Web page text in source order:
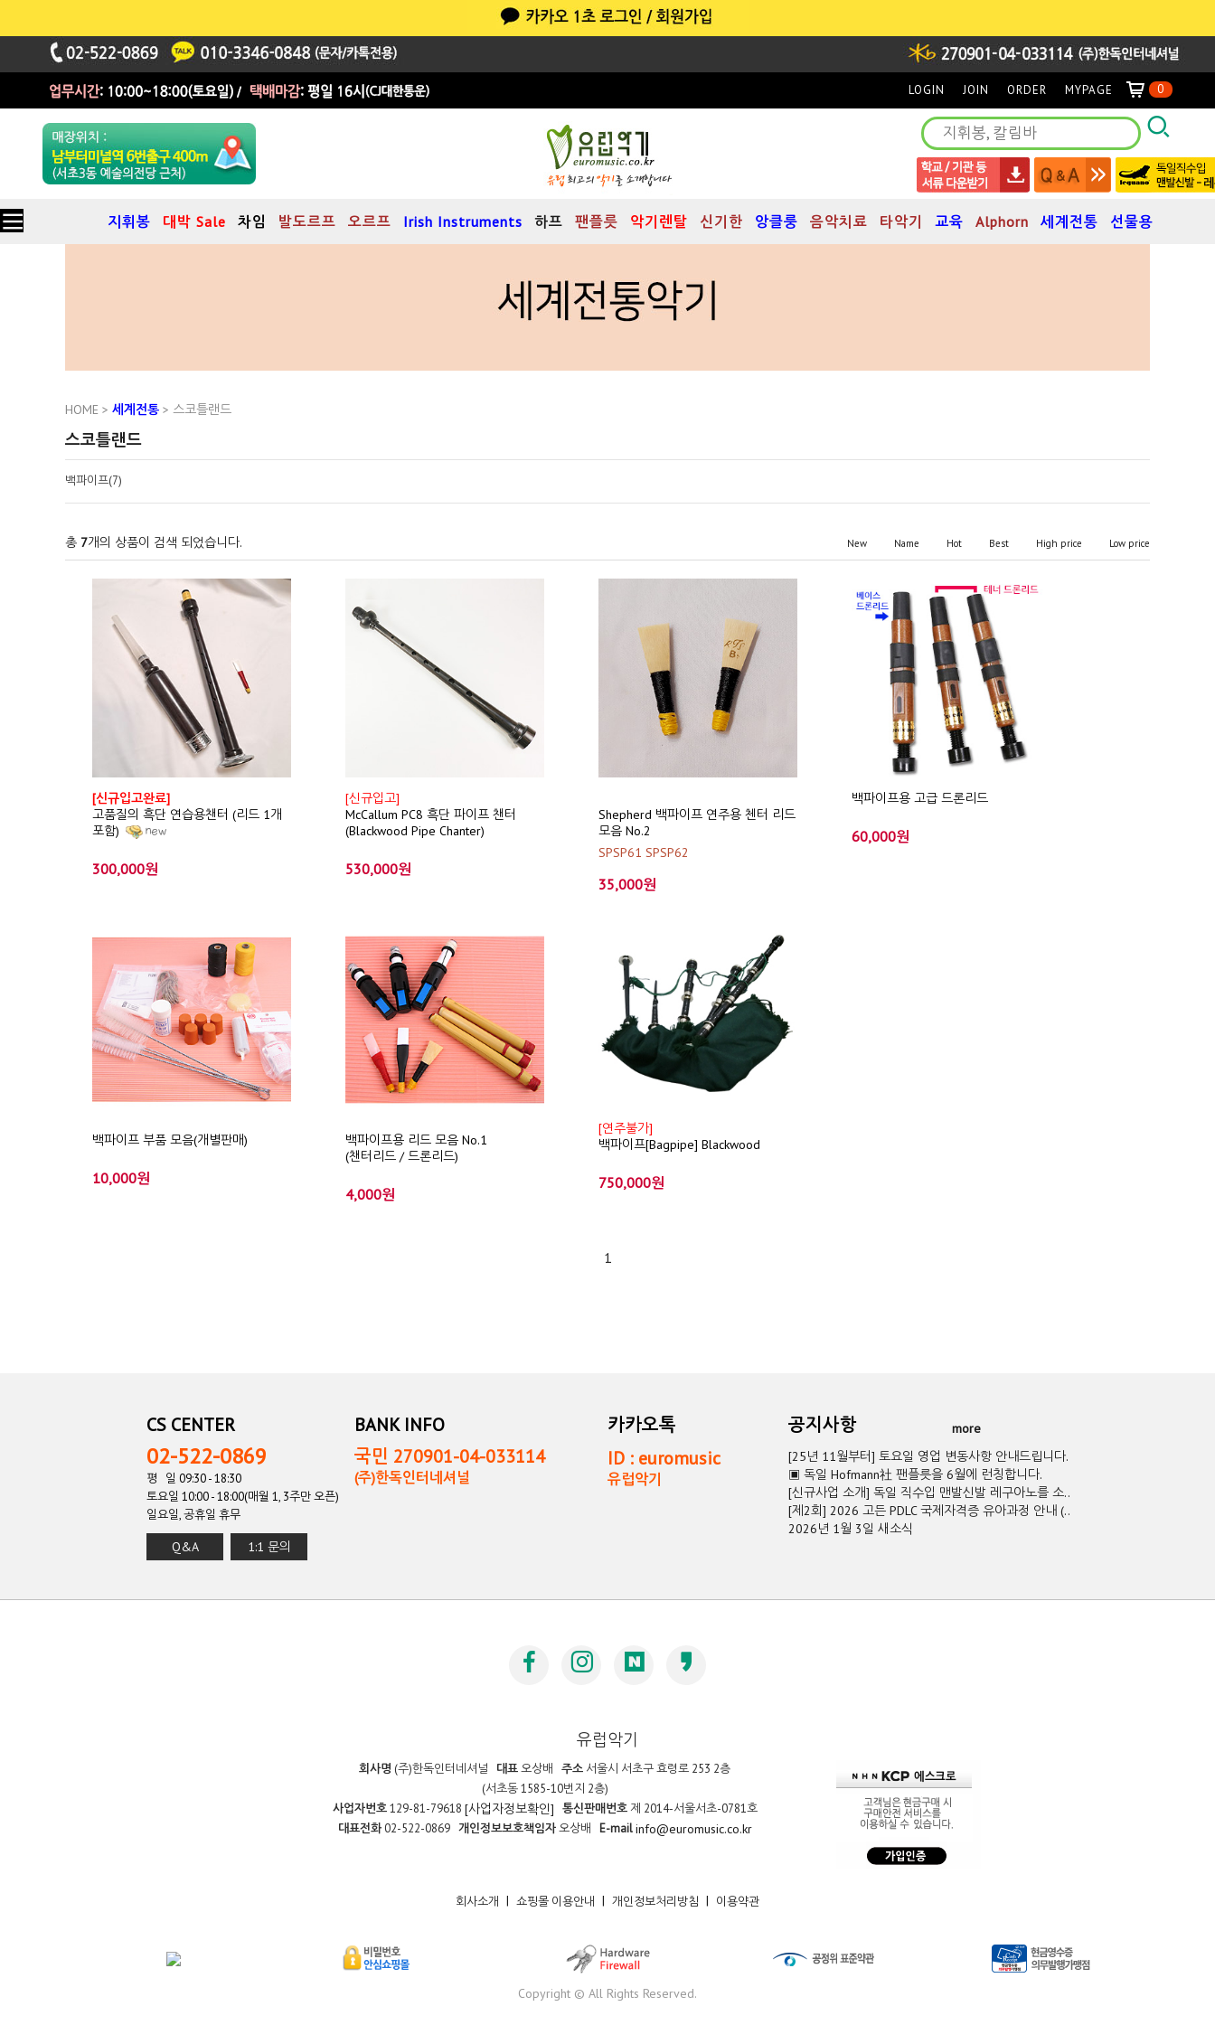
LOGIN JOIN ORDER MYPAGE 0
지휘봉 대박 Sale 차임 발도르프 오르프 Irish Instruments 하프 팬플릇 악기렌탈 신기한 앙클룽 음악치료 타악기 교육 Alphorn 세계전통 선물용
HOME > 세계전통 > 스코틀랜드
스코틀랜드
백파이프(7)
총 7개의 상품이 검색 되었습니다. New Name Hot Best High price Low price
[신규입고완료]
고품질의 흑단 연습용챈터 (리드 1개
포함)
300,000원
[신규입고]
McCallum PC8 흑단 파이프 챈터
(Blackwood Pipe Chanter)
530,000원
Shepherd 백파이프 연주용 첸터 리드
모음 No.2
SPSP61 SPSP62
35,000원
백파이프용 고급 드론리드
60,000원
백파이프 부품 모음(개별판매)
10,000원
백파이프용 리드 모음 No.1
(챈터리드 / 드론리드)
4,000원
[연주불가]
백파이프[Bagpipe] Blackwood
750,000원
1
CS CENTER
02-522-0869
평 일 09:30 - 18:30
토요일 10:00 - 18:00(매월 1, 3주만 오픈)
일요일, 공휴일 휴무
Q&A 1:1 문의
BANK INFO
국민 270901-04-033114
(주)한독인터네셔널
카카오톡
ID : euromusic
유럽악기
공지사항
more
[25년 11월부터] 토요일 영업 변동사항 안내드립니다.
▣ 독일 Hofmann社 팬플릇을 6월에 런칭합니다.
[신규사업 소개] 독일 직수입 맨발신발 레구아노를 소..
[제2회] 2026 고든 PDLC 국제자격증 유아과정 안내 (..
2026년 1월 3일 새소식
유럽악기
회사명 (주)한독인터네셔널 대표오상배 주소 서울시 서초구 효령로 253 2층
(서초동 1585-10번지 2층)
사업자번호129-81-79618 [사업자정보확인] 통신판매번호제 2014-서울서초-0781호
대표전화02-522-0869 개인정보보호책임자오상배 E-mail info@euromusic.co.kr
회사소개 | 쇼핑몰 이용안내 | 개인정보처리방침 | 이용약관
Copyright © All Rights Reserved.